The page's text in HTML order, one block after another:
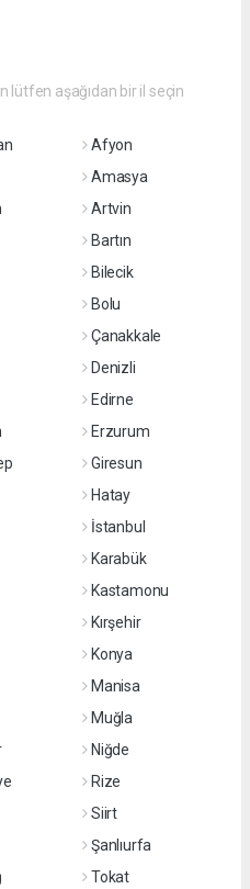
lütfen aşağıdan bir il seçin
Afyon
Amasya
Artvin
Bartın
Bilecik
Bolu
Çanakkale
Denizli
Edirne
Erzurum
Giresun
Hatay
İstanbul
Karabük
Kastamonu
Kırşehir
Konya
Manisa
Muğla
Niğde
Rize
Siirt
Şanlıurfa
Tokat